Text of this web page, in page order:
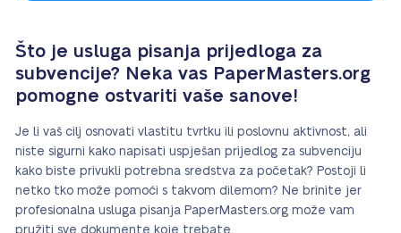
Što je usluga pisanja prijedloga za
subvencije? Neka vas PaperMasters.org
pomogne ostvariti vaše sanove!
Je li vaš cilj osnovati vlastitu tvrtku ili poslovnu aktivnost, ali
niste sigurni kako napisati uspješan prijedlog za subvenciju
kako biste privukli potrebna sredstva za početak? Postoji li
netko tko može pomoći s takvom dilemom? Ne brinite jer
profesionalna usluga pisanja PaperMasters.org može vam
pružiti sve dokumente koje trebate.